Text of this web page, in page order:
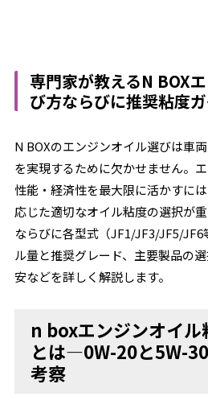
専門家が教えるN BOX
び方ならびに推奨粘度
N BOXのエンジンオイル選びは車
を実現するために欠かせません。
性能・経済性を最大限に活かすに
応じた適切なオイル粘度の選択が
ならびに各型式（JF1/JF3/JF5/JF6
ル量と推奨グレード、主要製品の
安などを詳しく解説します。
n boxエンジンオイル
とは―0W-20と5W-
考察